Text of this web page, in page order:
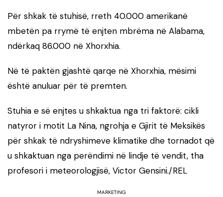
Për shkak të stuhisë, rreth 40.000 amerikanë
mbetën pa rrymë të enjten mbrëma në Alabama,
ndërkaq 86.000 në Xhorxhia.
Në të paktën gjashtë qarqe në Xhorxhia, mësimi
është anuluar për të premten.
Stuhia e së enjtes u shkaktua nga tri faktorë: cikli
natyror i motit La Nina, ngrohja e Gjirit të Meksikës
për shkak të ndryshimeve klimatike dhe tornadot që
u shkaktuan nga perëndimi në lindje të vendit, tha
profesori i meteorologjisë, Victor Gensini./REL
MARKETING